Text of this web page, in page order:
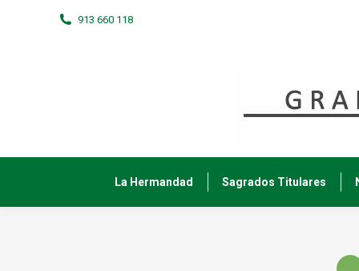
913 660 118
La Hermandad Sagrados Titulares